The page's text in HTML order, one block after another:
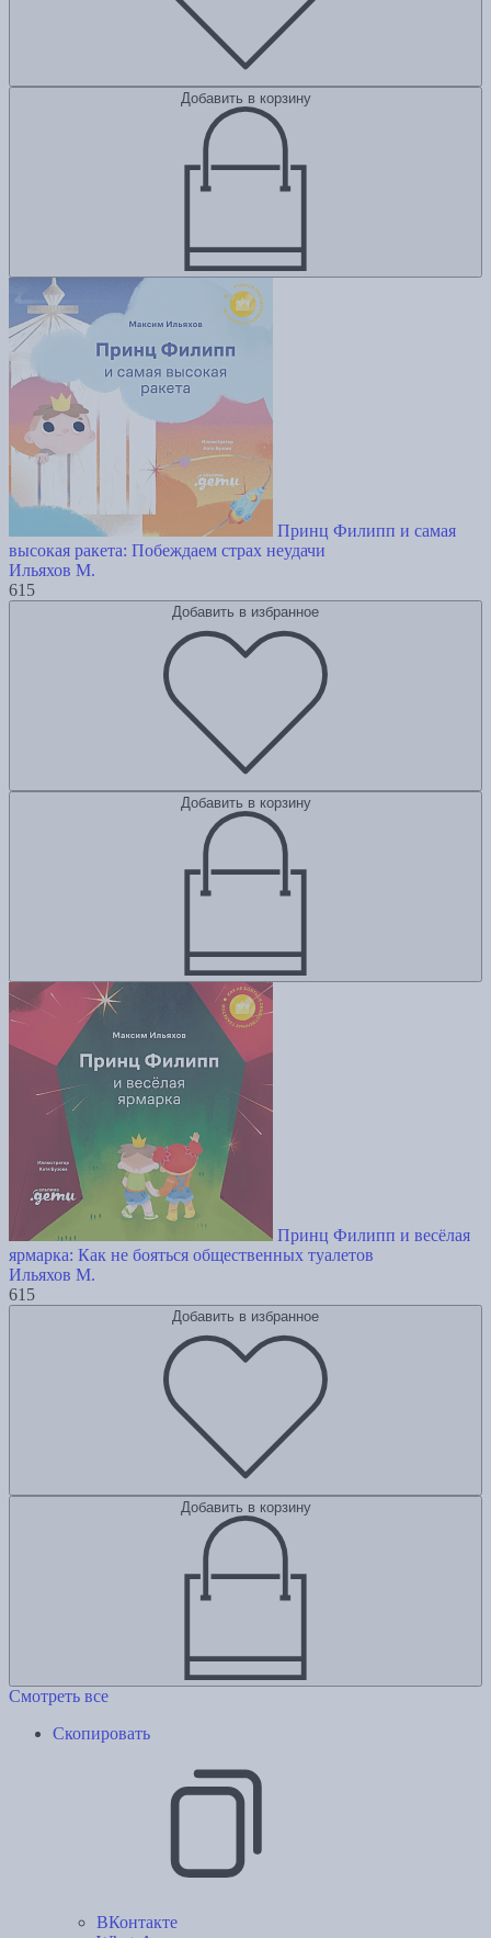
Добавить в корзину
Принц Филипп и самая
высокая ракета: Побеждаем страх неудачи
Ильяхов М.
615
Добавить в избранное
Добавить в корзину
Принц Филипп и весёлая
ярмарка: Как не бояться общественных туалетов
Ильяхов М.
615
Добавить в избранное
Добавить в корзину
Смотреть все
Скопировать
ВКонтакте